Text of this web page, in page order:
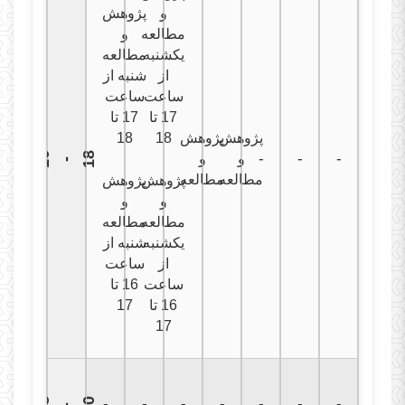
1
6 -
1 8
پژوهش
و
مطالعه
شنبه از
ساعت
17 تا
18
پژوهش
و
مطالعه
شنبه از
ساعت
16 تا
17
و
مطالعه
یکشنبه
از
ساعت
17 تا
18
پژوهش
و
مطالعه
یکشنبه
از
ساعت
16 تا
17
پژوهش
و
مطالعه
پژوهش
و
مطالعه
- - -